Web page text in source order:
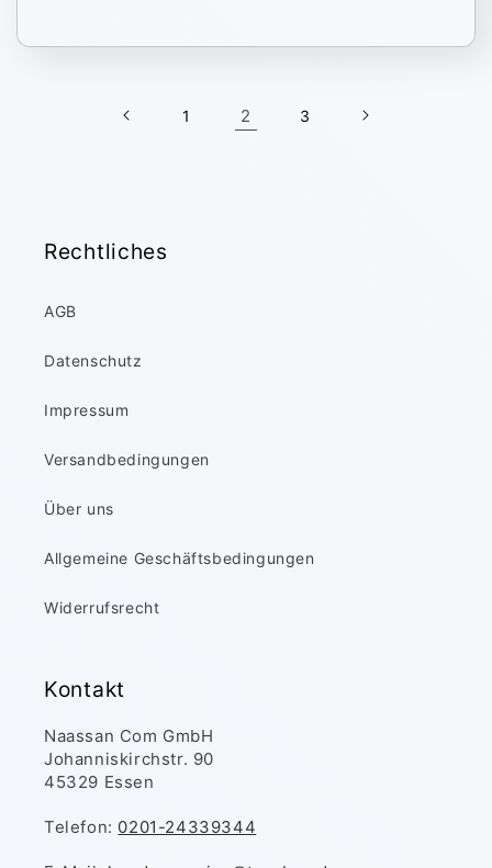
1 2 3
Rechtliches
AGB
Datenschutz
Impressum
Versandbedingungen
Über uns
Allgemeine Geschäftsbedingungen
Widerrufsrecht
Kontakt
Naassan Com GmbH
Johanniskirchstr. 90
45329 Essen
Telefon: 0201-24339344